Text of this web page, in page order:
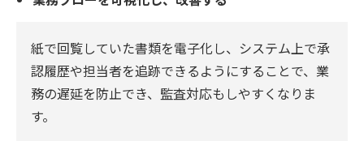
紙で回覧していた書類を電子化し、システム上で承
認履歴や担当者を追跡できるようにすることで、業
務の遅延を防止でき、監査対応もしやすくなりま
す。